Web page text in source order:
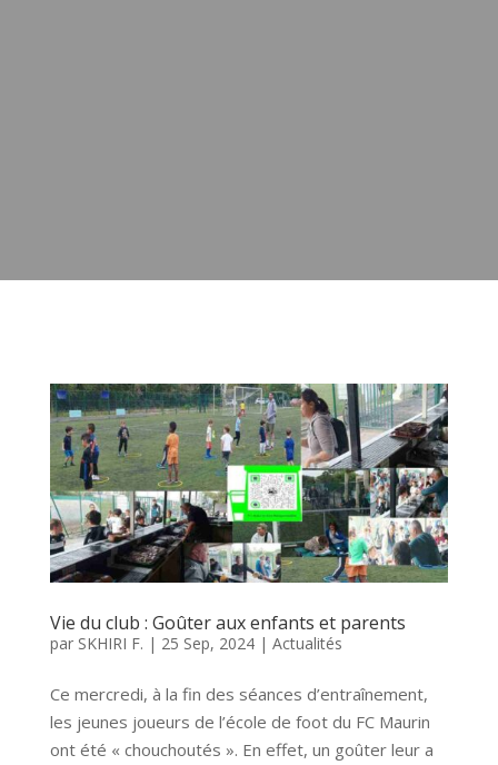
Vie du club : Goûter aux enfants et parents
par SKHIRI F. | 25 Sep, 2024| Actualités
Ce mercredi, à la fin des séances d’entraînement,
les jeunes joueurs de l’école de foot du FC Maurin
ont été « chouchoutés ». En effet, un goûter leur a